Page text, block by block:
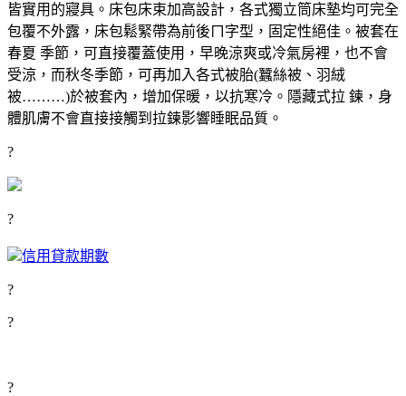
皆實用的寢具。床包床束加高設計，各式獨立筒床墊均可完全
包覆不外露，床包鬆緊帶為前後ㄇ字型，固定性絕佳。被套在
春夏 季節，可直接覆蓋使用，早晚涼爽或冷氣房裡，也不會
受涼，而秋冬季節，可再加入各式被胎(蠶絲被、羽絨
被………)於被套內，增加保暖，以抗寒冷。隱藏式拉 鍊，身
體肌膚不會直接接觸到拉鍊影響睡眠品質。
?
?
信用貸款期數
?
?
?